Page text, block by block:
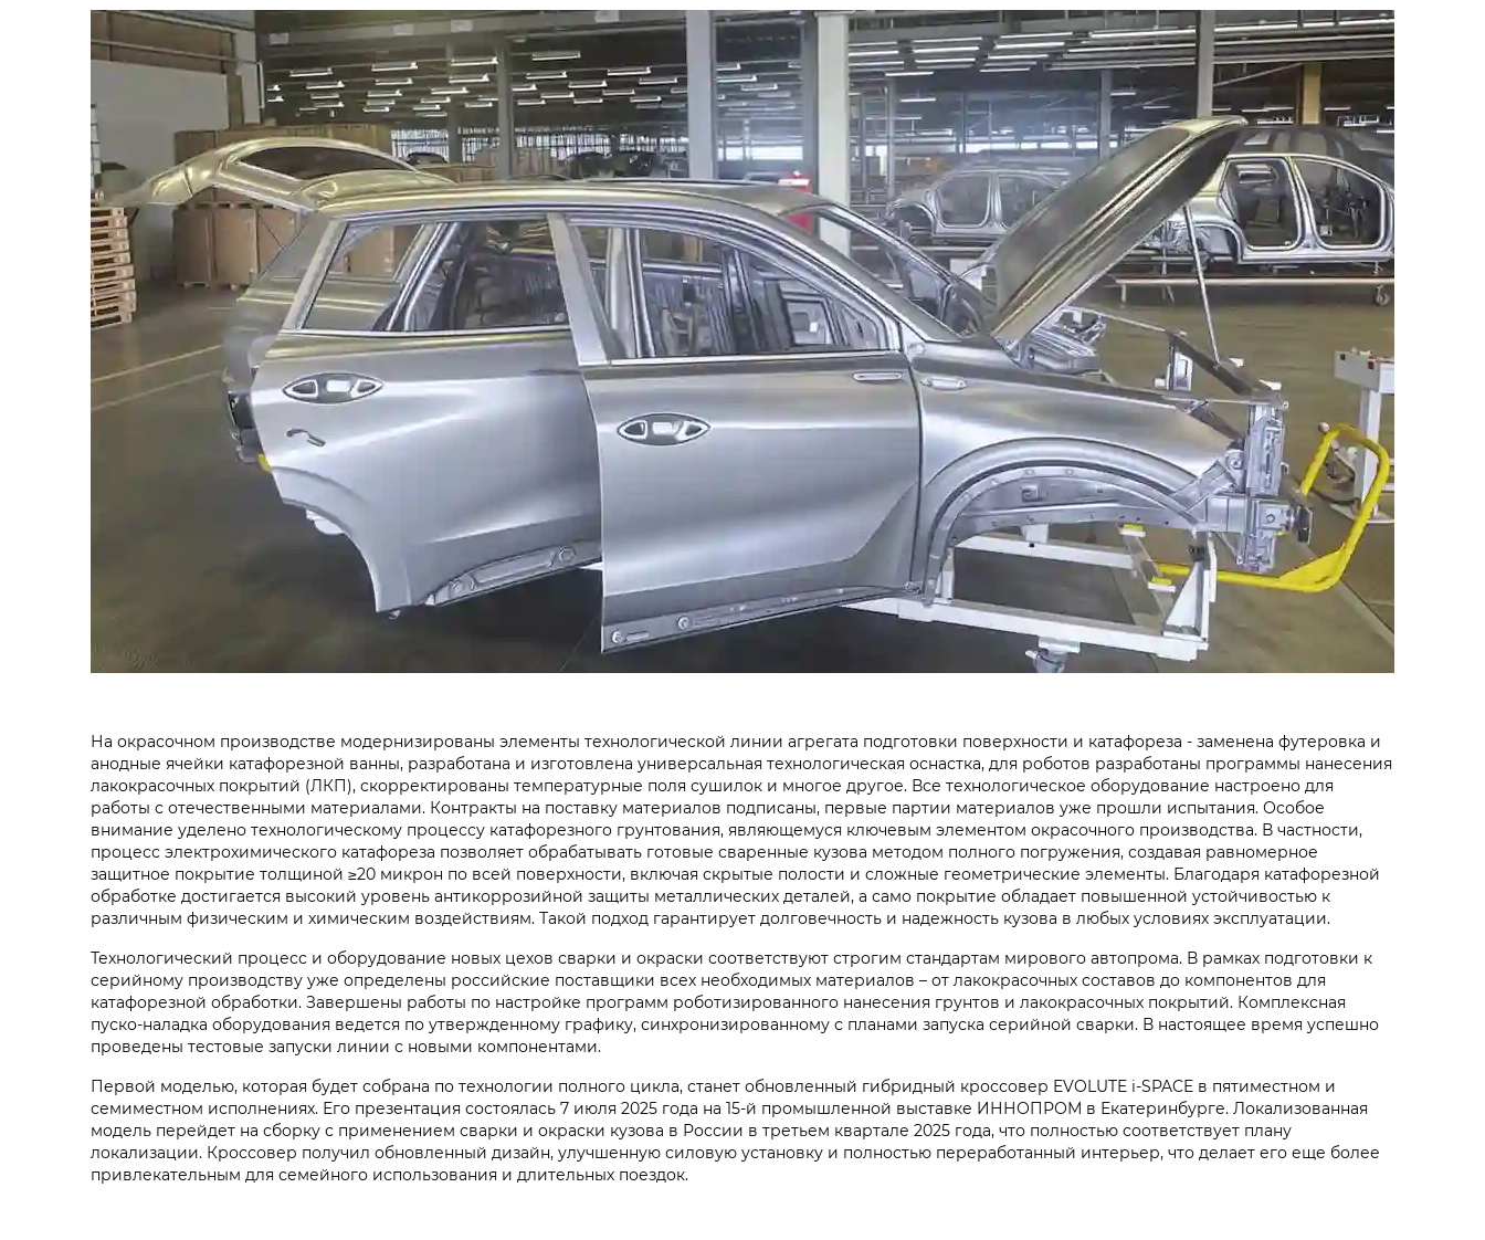
На окрасочном производстве модернизированы элементы технологической линии агрегата подготовки поверхности и катафореза - заменена футеровка и
анодные ячейки катафорезной ванны, разработана и изготовлена универсальная технологическая оснастка, для роботов разработаны программы нанесения
лакокрасочных покрытий (ЛКП), скорректированы температурные поля сушилок и многое другое. Все технологическое оборудование настроено для
работы с отечественными материалами. Контракты на поставку материалов подписаны, первые партии материалов уже прошли испытания. Особое
внимание уделено технологическому процессу катафорезного грунтования, являющемуся ключевым элементом окрасочного производства. В частности,
процесс электрохимического катафореза позволяет обрабатывать готовые сваренные кузова методом полного погружения, создавая равномерное
защитное покрытие толщиной ≥20 микрон по всей поверхности, включая скрытые полости и сложные геометрические элементы. Благодаря катафорезной
обработке достигается высокий уровень антикоррозийной защиты металлических деталей, а само покрытие обладает повышенной устойчивостью к
различным физическим и химическим воздействиям. Такой подход гарантирует долговечность и надежность кузова в любых условиях эксплуатации.
Технологический процесс и оборудование новых цехов сварки и окраски соответствуют строгим стандартам мирового автопрома. В рамках подготовки к
серийному производству уже определены российские поставщики всех необходимых материалов – от лакокрасочных составов до компонентов для
катафорезной обработки. Завершены работы по настройке программ роботизированного нанесения грунтов и лакокрасочных покрытий. Комплексная
пуско-наладка оборудования ведется по утвержденному графику, синхронизированному с планами запуска серийной сварки. В настоящее время успешно
проведены тестовые запуски линии с новыми компонентами.
Первой моделью, которая будет собрана по технологии полного цикла, станет обновленный гибридный кроссовер EVOLUTE i‑SPACE в пятиместном и
семиместном исполнениях. Его презентация состоялась 7 июля 2025 года на 15-й промышленной выставке ИННОПРОМ в Екатеринбурге. Локализованная
модель перейдет на сборку с применением сварки и окраски кузова в России в третьем квартале 2025 года, что полностью соответствует плану
локализации. Кроссовер получил обновленный дизайн, улучшенную силовую установку и полностью переработанный интерьер, что делает его еще более
привлекательным для семейного использования и длительных поездок.